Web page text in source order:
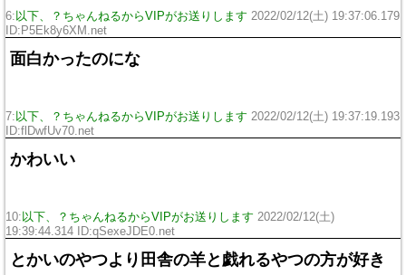
6: 以下、？ちゃんねるからVIPがお送りします 2022/02/12(土) 19:37:06.179
ID:P5Ek8y6XM.net
面白かったのにな
7: 以下、？ちゃんねるからVIPがお送りします 2022/02/12(土) 19:37:19.193
ID:flDwfUv70.net
かわいい
10: 以下、？ちゃんねるからVIPがお送りします 2022/02/12(土)
19:39:44.314 ID:qSexeJDE0.net
とかいのやつより田舎の羊と戯れるやつの方が好き